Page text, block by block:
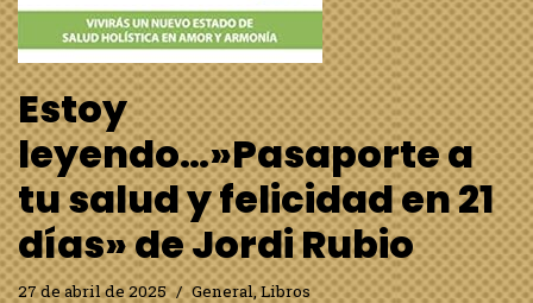
Estoy
leyendo…»Pasaporte a
tu salud y felicidad en 21
días» de Jordi Rubio
27 de abril de 2025 General,Libros